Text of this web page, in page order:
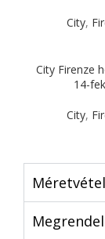
City,
City Firenze
14-
City,
Méretvétel